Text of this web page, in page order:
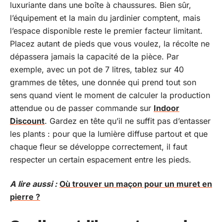
luxuriante dans une boîte à chaussures. Bien sûr,
l’équipement et la main du jardinier comptent, mais
l’espace disponible reste le premier facteur limitant.
Placez autant de pieds que vous voulez, la récolte ne
dépassera jamais la capacité de la pièce. Par
exemple, avec un pot de 7 litres, tablez sur 40
grammes de têtes, une donnée qui prend tout son
sens quand vient le moment de calculer la production
attendue ou de passer commande sur Indoor
Discount. Gardez en tête qu’il ne suffit pas d’entasser
les plants : pour que la lumière diffuse partout et que
chaque fleur se développe correctement, il faut
respecter un certain espacement entre les pieds.
A lire aussi : Où trouver un maçon pour un muret en
pierre ?